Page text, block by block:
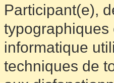
Participant(e),
typographiques
informatique
techniques de